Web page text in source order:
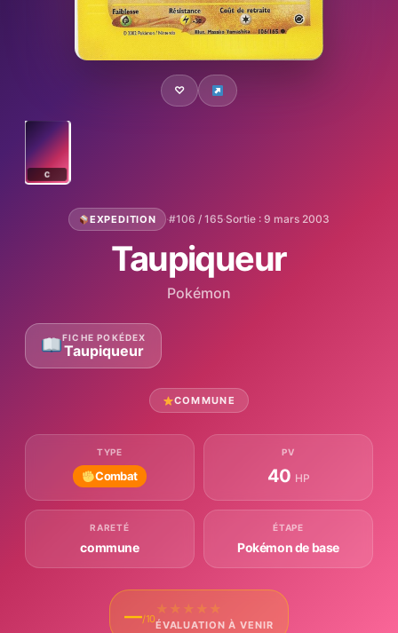
♡
C
EXPEDITION ·#106 / 165·Sortie : 9 mars 2003
Taupiqueur
Pokémon
FICHE POKÉDEX
Taupiqueur
COMMUNE
TYPE
Combat
PV
40 HP
RARETÉ
commune
ÉTAPE
Pokémon de base
—/10
★ ★ ★ ★ ★
ÉVALUATION À VENIR